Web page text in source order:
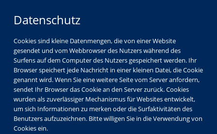
Datenschutz
Cookies sind kleine Datenmengen, die von einer Website
gesendet und vom Webbrowser des Nutzers während des
Surfens auf dem Computer des Nutzers gespeichert werden. Ihr
Browser speichert jede Nachricht in einer kleinen Datei, die Cookie
genannt wird. Wenn Sie eine weitere Seite vom Server anfordern,
sendet Ihr Browser das Cookie an den Server zurück. Cookies
wurden als zuverlässiger Mechanismus für Websites entwickelt,
um sich Informationen zu merken oder die Surfaktivitäten des
Benutzers aufzuzeichnen. Bitte willigen Sie in die Verwendung von
Cookies ein.